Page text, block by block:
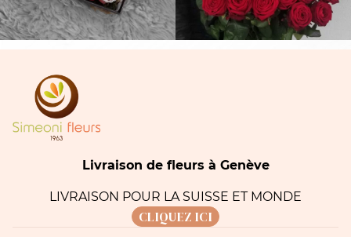
Livraison de fleurs à Genève
LIVRAISON POUR LA SUISSE ET MONDE
CLIQUEZ ICI